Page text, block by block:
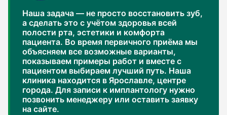
Наша задача — не просто восстановить зуб,
а сделать это с учётом здоровья всей
полости рта, эстетики и комфорта
пациента. Во время первичного приёма мы
объясняем все возможные варианты,
показываем примеры работ и вместе с
пациентом выбираем лучший путь. Наша
клиника находится в Ярославле, центре
города. Для записи к имплантологу нужно
позвонить менеджеру или оставить заявку
на сайте.